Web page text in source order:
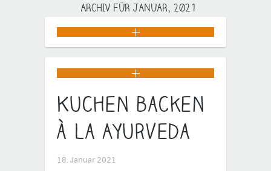
ARCHIV FÜR JANUAR, 2021
Kuchen backen
à la Ayurveda
18. Januar 2021